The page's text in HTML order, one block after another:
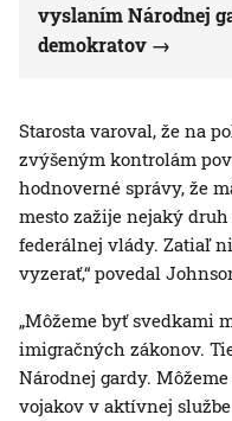
vyslaním Národnej
demokratov
Starosta varoval, že na
zvýšeným kontrolám
hodnoverné správy, že
mesto zažije nejaký
federálnej vlády. Zatiaľ
vyzerať,“ povedal
„Môžeme byť svedkami
imigračných zákonov.
Národnej gardy.
vojakov v aktívnej